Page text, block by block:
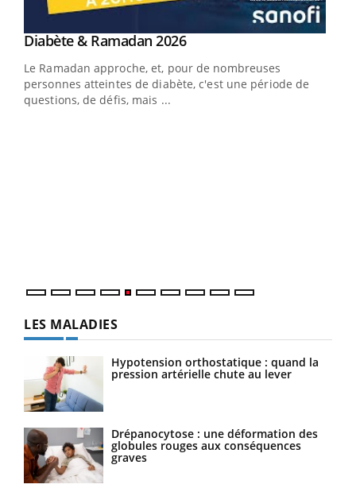
Youtube
Diabète & Ramadan 2026Youtube
Le Ramadan approche, et, pour de nombreuses
personnes atteintes de diabète, c'est une période de
questions, de défis, mais ...
LES MALADIES
Hypotension orthostatique : quand la
pression artérielle chute au lever
Drépanocytose : une déformation des
globules rouges aux conséquences
graves